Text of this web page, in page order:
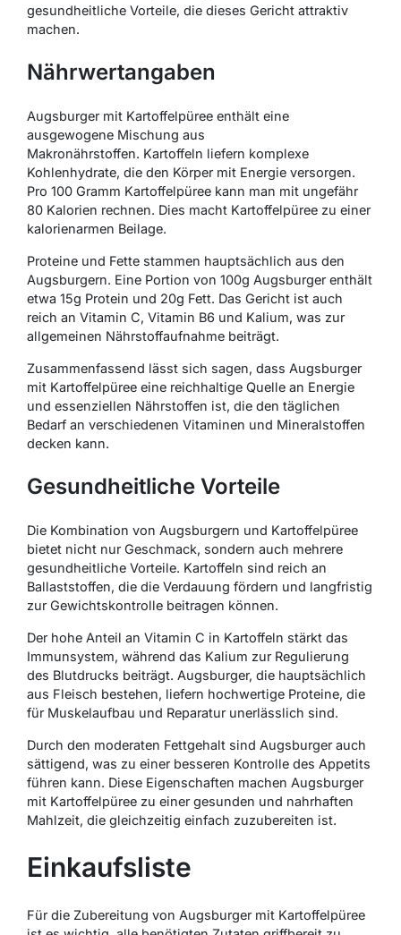
gesundheitliche Vorteile, die dieses Gericht attraktiv
machen.
Nährwertangaben
Augsburger mit Kartoffelpüree enthält eine
ausgewogene Mischung aus
Makronährstoffen. Kartoffeln liefern komplexe
Kohlenhydrate, die den Körper mit Energie versorgen.
Pro 100 Gramm Kartoffelpüree kann man mit ungefähr
80 Kalorien rechnen. Dies macht Kartoffelpüree zu einer
kalorienarmen Beilage.
Proteine und Fette stammen hauptsächlich aus den
Augsburgern. Eine Portion von 100g Augsburger enthält
etwa 15g Protein und 20g Fett. Das Gericht ist auch
reich an Vitamin C, Vitamin B6 und Kalium, was zur
allgemeinen Nährstoffaufnahme beiträgt.
Zusammenfassend lässt sich sagen, dass Augsburger
mit Kartoffelpüree eine reichhaltige Quelle an Energie
und essenziellen Nährstoffen ist, die den täglichen
Bedarf an verschiedenen Vitaminen und Mineralstoffen
decken kann.
Gesundheitliche Vorteile
Die Kombination von Augsburgern und Kartoffelpüree
bietet nicht nur Geschmack, sondern auch mehrere
gesundheitliche Vorteile. Kartoffeln sind reich an
Ballaststoffen, die die Verdauung fördern und langfristig
zur Gewichtskontrolle beitragen können.
Der hohe Anteil an Vitamin C in Kartoffeln stärkt das
Immunsystem, während das Kalium zur Regulierung
des Blutdrucks beiträgt. Augsburger, die hauptsächlich
aus Fleisch bestehen, liefern hochwertige Proteine, die
für Muskelaufbau und Reparatur unerlässlich sind.
Durch den moderaten Fettgehalt sind Augsburger auch
sättigend, was zu einer besseren Kontrolle des Appetits
führen kann. Diese Eigenschaften machen Augsburger
mit Kartoffelpüree zu einer gesunden und nahrhaften
Mahlzeit, die gleichzeitig einfach zuzubereiten ist.
Einkaufsliste
Für die Zubereitung von Augsburger mit Kartoffelpüree